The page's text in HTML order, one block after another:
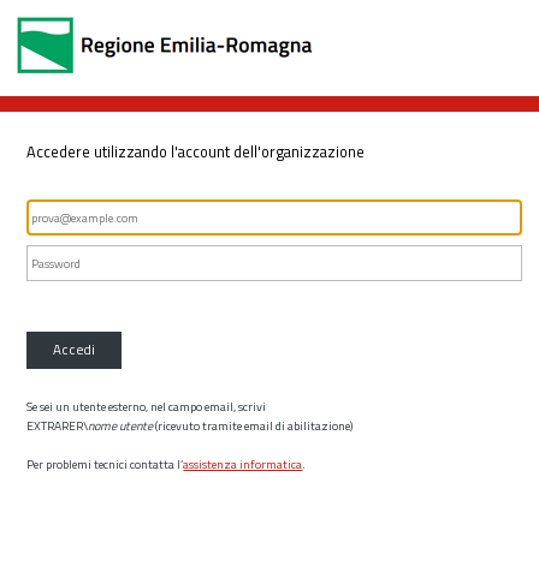
Accedere utilizzando l'account dell'organizzazione
Accedi
Se sei un utente esterno, nel campo email, scrivi
EXTRARER\nome utente(ricevuto tramite email di abilitazione)
Per problemi tecnici contatta l’assistenza informatica.